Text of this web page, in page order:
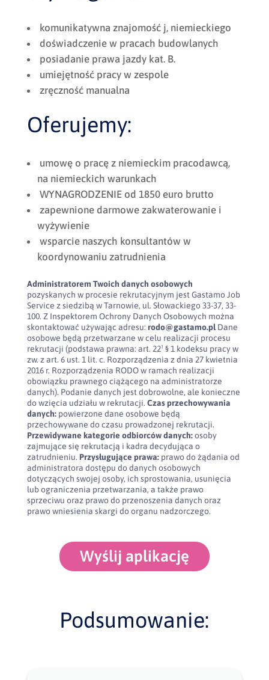
komunikatywna znajomość j, niemieckiego
doświadczenie w pracach budowlanych
posiadanie prawa jazdy kat. B.
umiejętność pracy w zespole
zręczność manualna
Oferujemy:
umowę o pracę z niemieckim pracodawcą,
na niemieckich warunkach
WYNAGRODZENIE od 1850 euro brutto
zapewnione darmowe zakwaterowanie i
wyżywienie
wsparcie naszych konsultantów w
koordynowaniu zatrudnienia
Administratorem Twoich danych osobowych
pozyskanych w procesie rekrutacyjnym jest Gastamo Job
Service z siedzibą w Tarnowie, ul. Słowackiego 33-37, 33-
100. Z Inspektorem Ochrony Danych Osobowych można
skontaktować używając adresu: rodo@gastamo.plDane
osobowe będą przetwarzane w celu realizacji procesu
rekrutacji (podstawa prawna: art. 22¹ § 1 kodeksu pracy w
zw. z art. 6 ust. 1 lit. c. Rozporządzenia z dnia 27 kwietnia
2016 r. Rozporządzenia RODO w ramach realizacji
obowiązku prawnego ciążącego na administratorze
danych). Podanie danych jest dobrowolne, ale konieczne
do wzięcia udziału w rekrutacji. Czas przechowywania
danych:powierzone dane osobowe będą
przechowywane do czasu prowadzonej rekrutacji.
Przewidywane kategorie odbiorców danych:osoby
zajmujące się rekrutacją i kadra decydująca o
zatrudnieniu. Przysługujące prawa:prawo do żądania od
administratora dostępu do danych osobowych
dotyczących swojej osoby, ich sprostowania, usunięcia
lub ograniczenia przetwarzania, a także prawo
sprzeciwu oraz prawo do przenoszenia danych oraz
prawo wniesienia skargi do organu nadzorczego.
Wyślij aplikację
Podsumowanie: